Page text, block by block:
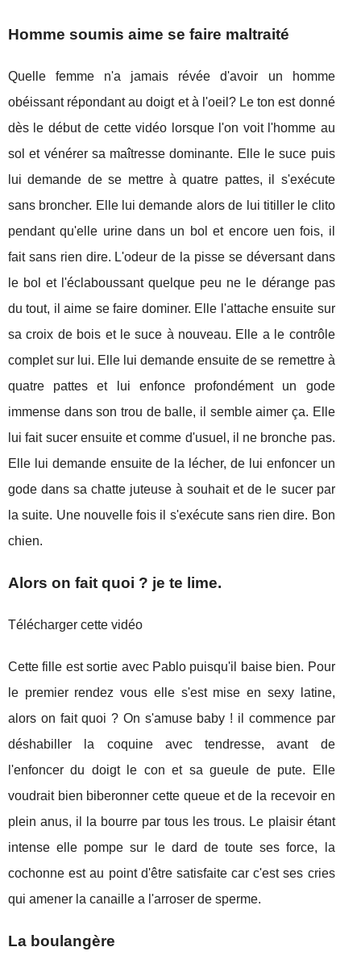
Homme soumis aime se faire maltraité
Quelle femme n'a jamais révée d'avoir un homme
obéissant répondant au doigt et à l'oeil? Le ton est donné
dès le début de cette vidéo lorsque l'on voit l'homme au
sol et vénérer sa maîtresse dominante. Elle le suce puis
lui demande de se mettre à quatre pattes, il s'exécute
sans broncher. Elle lui demande alors de lui titiller le clito
pendant qu'elle urine dans un bol et encore uen fois, il
fait sans rien dire. L'odeur de la pisse se déversant dans
le bol et l'éclaboussant quelque peu ne le dérange pas
du tout, il aime se faire dominer. Elle l'attache ensuite sur
sa croix de bois et le suce à nouveau. Elle a le contrôle
complet sur lui. Elle lui demande ensuite de se remettre à
quatre pattes et lui enfonce profondément un gode
immense dans son trou de balle, il semble aimer ça. Elle
lui fait sucer ensuite et comme d'usuel, il ne bronche pas.
Elle lui demande ensuite de la lécher, de lui enfoncer un
gode dans sa chatte juteuse à souhait et de le sucer par
la suite. Une nouvelle fois il s'exécute sans rien dire. Bon
chien.
Alors on fait quoi ? je te lime.
Télécharger cette vidéo
Cette fille est sortie avec Pablo puisqu'il baise bien. Pour
le premier rendez vous elle s'est mise en sexy latine,
alors on fait quoi ? On s'amuse baby ! il commence par
déshabiller la coquine avec tendresse, avant de
l'enfoncer du doigt le con et sa gueule de pute. Elle
voudrait bien biberonner cette queue et de la recevoir en
plein anus, il la bourre par tous les trous. Le plaisir étant
intense elle pompe sur le dard de toute ses force, la
cochonne est au point d'être satisfaite car c'est ses cries
qui amener la canaille a l'arroser de sperme.
La boulangère